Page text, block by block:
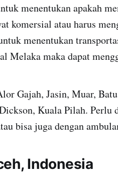
menentukan apakah
komersial atau harus
menentukan
Melaka maka dapat
Gajah, Jasin, Muar, Batu
Kuala Pilah.
bisa juga dengan
Indonesia